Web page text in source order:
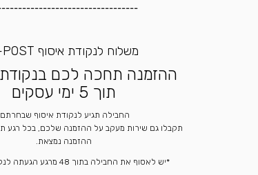
משלוח לנקודת איסוף E-POST
ההזמנה תחכה לכם בנקודת
תוך 5 ימי עסקים
החבילה תגיע לנקודת איסוף
תקבלו גם שירות מעקב על ההזמנה שלכם, בכל רגע
ההזמנה נמצאת.
*יש לאסוף את החבילה בתוך 48 מרגע הגעתה לנקודת האיסוף